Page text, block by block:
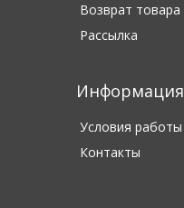
Возврат товара
Рассылка
Информация
Условия работы
Контакты